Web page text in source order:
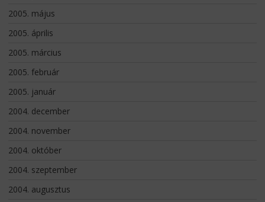
2005. május
2005. április
2005. március
2005. február
2005. január
2004. december
2004. november
2004. október
2004. szeptember
2004. augusztus